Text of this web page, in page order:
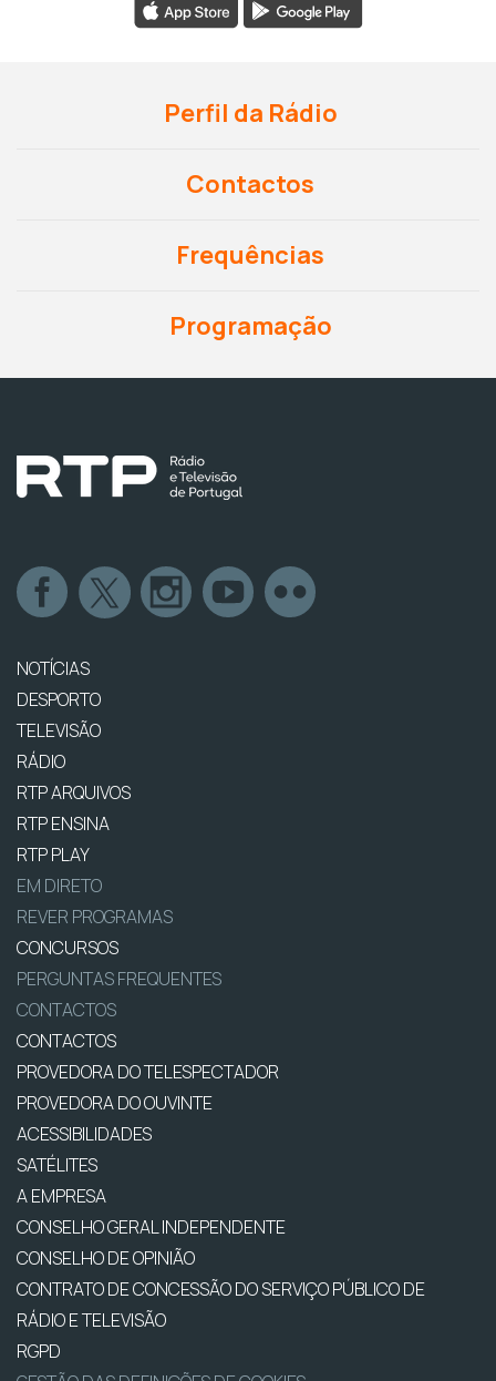
Perfil da Rádio
Contactos
Frequências
Programação
NOTÍCIAS
DESPORTO
TELEVISÃO
RÁDIO
RTP ARQUIVOS
RTP ENSINA
RTP PLAY
EM DIRETO
REVER PROGRAMAS
CONCURSOS
PERGUNTAS FREQUENTES
CONTACTOS
CONTACTOS
PROVEDORA DO TELESPECTADOR
PROVEDORA DO OUVINTE
ACESSIBILIDADES
SATÉLITES
A EMPRESA
CONSELHO GERAL INDEPENDENTE
CONSELHO DE OPINIÃO
CONTRATO DE CONCESSÃO DO SERVIÇO PÚBLICO DE
RÁDIO E TELEVISÃO
RGPD